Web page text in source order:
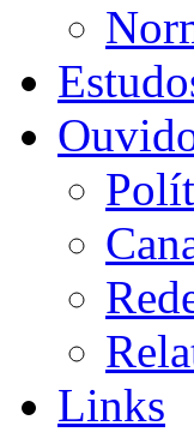
Links